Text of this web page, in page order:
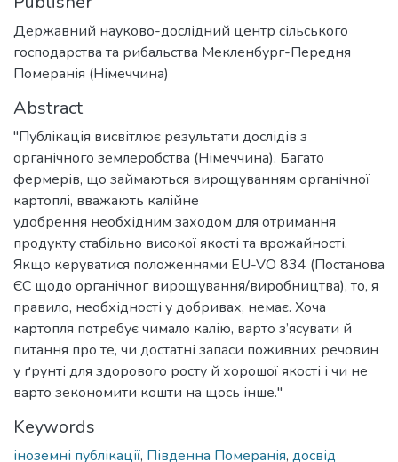
Державний науково-дослідний центр сільського
господарства та рибальства Мекленбург-Передня
Померанія (Німеччина)
Abstract
"Публікація висвітлює результати дослідів з
органічного землеробства (Німеччина). Багато
фермерів, що займаються вирощуванням органічної
картоплі, вважають калійне
удобрення необхідним заходом для отримання
продукту стабільно високої якості та врожайності.
Якщо керуватися положеннями EU-VO 834 (Постанова
ЄС щодо органічног вирощування/виробництва), то, я
правило, необхідності у добривах, немає. Хоча
картопля потребує чимало калію, варто з’ясувати й
питання про те, чи достатні запаси поживних речовин
у ґрунті для здорового росту й хорошої якості і чи не
варто зекономити кошти на щось інше."
Keywords
іноземні публікації, Південна Померанія, досвід